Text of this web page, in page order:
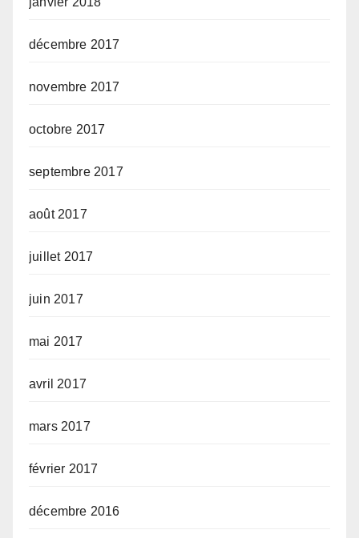
décembre 2017
novembre 2017
octobre 2017
septembre 2017
août 2017
juillet 2017
juin 2017
mai 2017
avril 2017
mars 2017
février 2017
décembre 2016